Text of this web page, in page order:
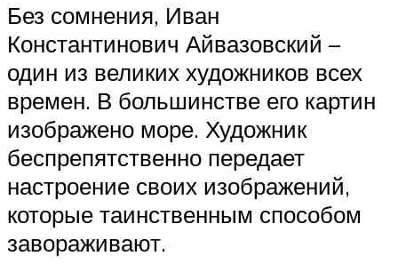
Без сомнения, Иван
Константинович Айвазовский –
один из великих художников всех
времен. В большинстве его картин
изображено море. Художник
беспрепятственно передает
настроение своих изображений,
которые таинственным способом
завораживают.